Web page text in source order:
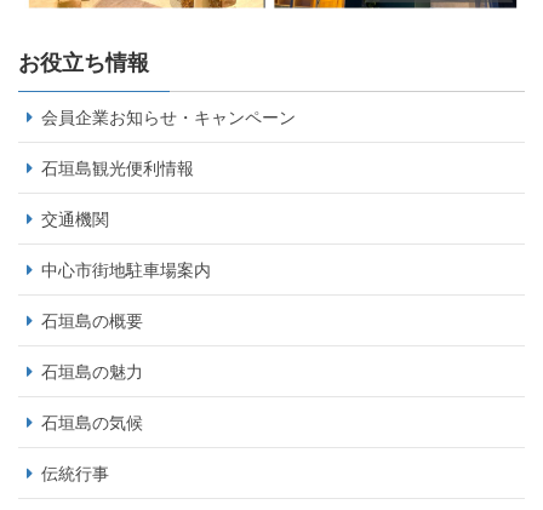
お役立ち情報
会員企業お知らせ・キャンペーン
石垣島観光便利情報
交通機関
中心市街地駐車場案内
石垣島の概要
石垣島の魅力
石垣島の気候
伝統行事